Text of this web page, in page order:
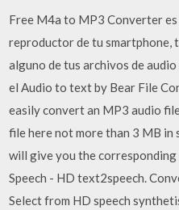
Free M4a to MP3 Converter es
reproductor de tu smartphone,
alguno de tus archivos de
el Audio to text by Bear File
easily convert an MP3 audio
file here not more than 3 MB in
will give you the corresponding
Speech - HD text2speech.
Select from HD speech